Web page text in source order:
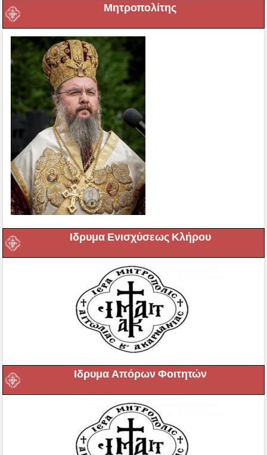
Μητροπολίτης
Ιδρυμα Ενισχύσεως Κλήρου
Ιδρυμα Απόρων Φοιτητών